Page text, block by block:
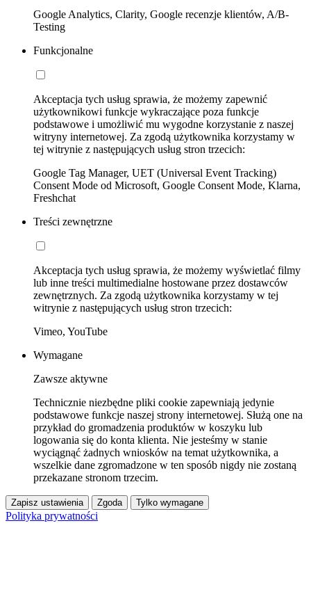
Google Analytics, Clarity, Google recenzje klientów, A/B-
Testing
Funkcjonalne
Akceptacja tych usług sprawia, że możemy zapewnić
użytkownikowi funkcje wykraczające poza funkcje
podstawowe i umożliwić mu wygodne korzystanie z naszej
witryny internetowej. Za zgodą użytkownika korzystamy w
tej witrynie z następujących usług stron trzecich:
Google Tag Manager, UET (Universal Event Tracking)
Consent Mode od Microsoft, Google Consent Mode, Klarna,
Freshchat
Treści zewnętrzne
Akceptacja tych usług sprawia, że możemy wyświetlać filmy
lub inne treści multimedialne hostowane przez dostawców
zewnętrznych. Za zgodą użytkownika korzystamy w tej
witrynie z następujących usług stron trzecich:
Vimeo, YouTube
Wymagane
Zawsze aktywne
Technicznie niezbędne pliki cookie zapewniają jedynie
podstawowe funkcje naszej strony internetowej. Służą one na
przykład do gromadzenia produktów w koszyku lub
logowania się do konta klienta. Nie jesteśmy w stanie
wyciągnąć żadnych wniosków na temat użytkownika, a
wszelkie dane zgromadzone w ten sposób nigdy nie zostaną
przekazane stronom trzecim.
Zapisz ustawienia Zgoda Tylko wymagane
Polityka prywatności